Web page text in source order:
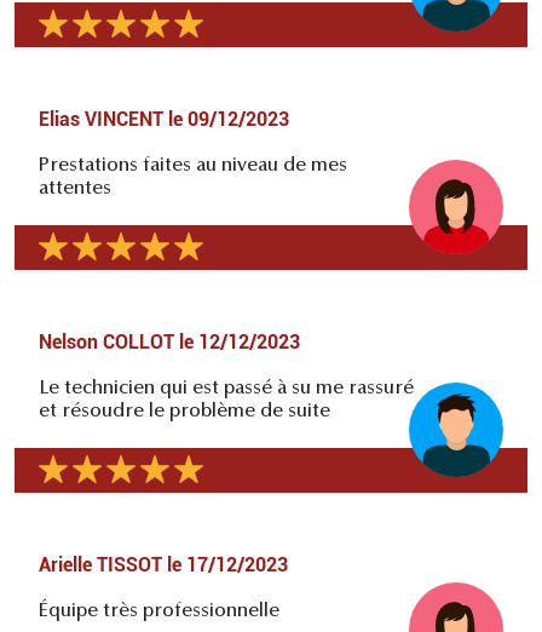
Elias VINCENT le 09/12/2023
Prestations faites au niveau de mes
attentes
Nelson COLLOT le 12/12/2023
Le technicien qui est passé à su me rassuré
et résoudre le problème de suite
Arielle TISSOT le 17/12/2023
Équipe très professionnelle